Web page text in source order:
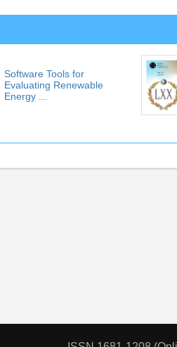
Software Tools for
Evaluating Renewable
Energy ...